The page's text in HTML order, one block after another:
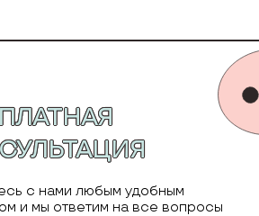
с нами любым удобным
и мы ответим на все вопросы